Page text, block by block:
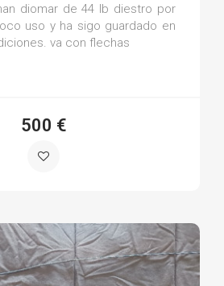
diomar de 44 lb diestro por
uso y ha sigo guardado en
va con flechas
500 €